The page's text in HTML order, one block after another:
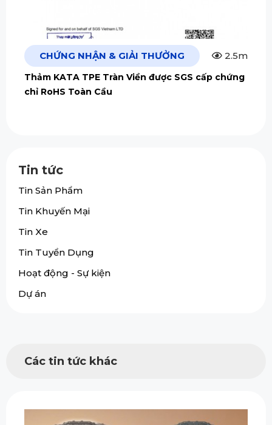
CHỨNG NHẬN & GIẢI THƯỞNG 2.5m
Thảm KATA TPE Tràn Viền được SGS cấp chứng
chỉ RoHS Toàn Cầu
Tin tức
Tin Sản Phẩm
Tin Khuyến Mại
Tin Xe
Tin Tuyển Dụng
Hoạt động - Sự kiện
Dự án
Các tin tức khác